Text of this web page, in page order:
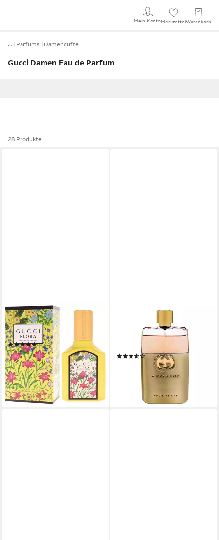
Mein KontoMerkzettel Warenkorb
… Parfums Damendüfte
Gucci Damen Eau de Parfum
28 Produkte
GUCCI
Eau de Parfum Flora
Gorgeous Orchid
(2)
ab 47,94 €
(159,80 €/ 100 ml)
lieferbar - in 2-3 Werktagen bei dir
Eau de Parfum Guilty Pour
Femme, Glasflakon, Parfüm
EDP, Damenduft
(6)
ab 62,85 € UVP84,00 €
(209,50 €/ 100 ml)
lieferbar - in 2-3 Werktagen bei dir